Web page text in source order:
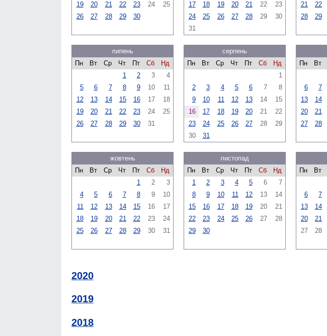
19
20 21 22 23 24
25
26
27 28 29 30
17
18 19 20 21 22
23
24
25 26 27 28 29
30
31
21
22
28
29
липень
Пн
Вт Ср Чт Пт Сб
Нд
1
2 3
4
5
6 7 8 9 10
11
12
13 14 15 16 17
18
19
20 21 22 23 24
25
26
27 28 29 30 31
серпень
Пн
Вт Ср Чт Пт Сб
Нд
1
2
3 4 5 6 7
8
9
10 11 12 13 14
15
16
17 18 19 20 21
22
23
24 25 26 27 28
29
30
31
Пн
Вт
6
7
13
14
20
21
27
28
жовтень
Пн
Вт Ср Чт Пт Сб
Нд
1
2
3
4
5 6 7 8 9
10
11
12 13 14 15 16
17
18
19 20 21 22 23
24
25
26 27 28 29 30 31
листопад
Пн
Вт Ср Чт Пт Сб
Нд
1
2 3 4 5 6
7
8
9 10 11 12 13
14
15
16 17 18 19 20
21
22
23 24 25 26 27
28
29
30
Пн
Вт
6
7
13
14
20
21
27
28
2020
2019
2018